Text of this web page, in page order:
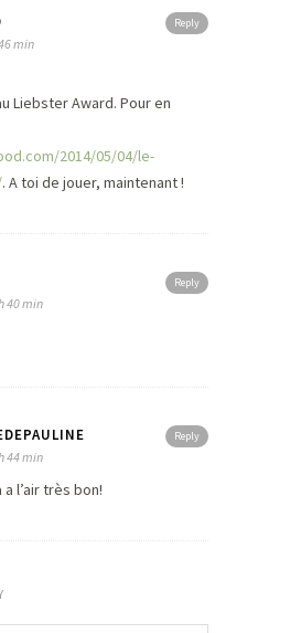
Reply
min
Liebster Award. Pour en
2014/05/04/le-
. A toi de jouer, maintenant !
Reply
40 min
Reply
44 min
l’air très bon!